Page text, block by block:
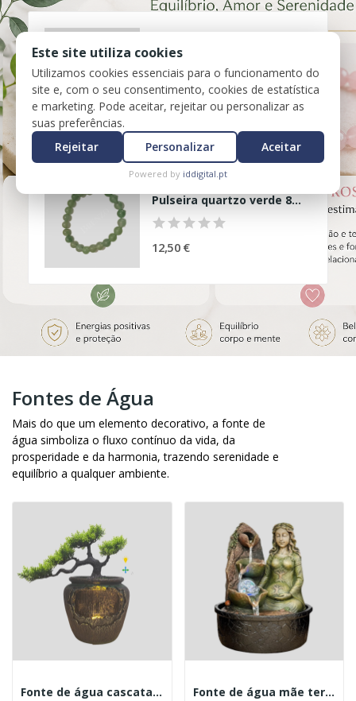
Pulseira quartzo rosa 8mm
10,00 €
Pulseira quartzo verde 8mm
12,50 €
Fontes de Água
Mais do que um elemento decorativo, a fonte de
água simboliza o fluxo contínuo da vida, da
prosperidade e da harmonia, trazendo serenidade e
equilíbrio a qualquer ambiente.
Fonte de água cascata interior Fonte de água mãe terra
Este site utiliza cookies
Utilizamos cookies essenciais para o funcionamento do
site e, com o seu consentimento, cookies de estatística
e marketing. Pode aceitar, rejeitar ou personalizar as
suas preferências.
Rejeitar
Personalizar Aceitar
Powered by iddigital.pt